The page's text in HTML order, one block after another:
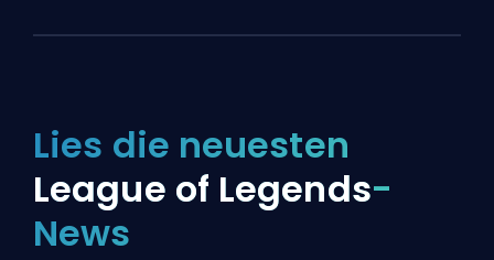
Lies die neuesten
League of Legends-
News